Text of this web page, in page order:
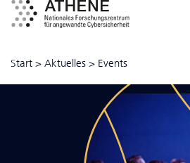
Start > Aktuelles > Events